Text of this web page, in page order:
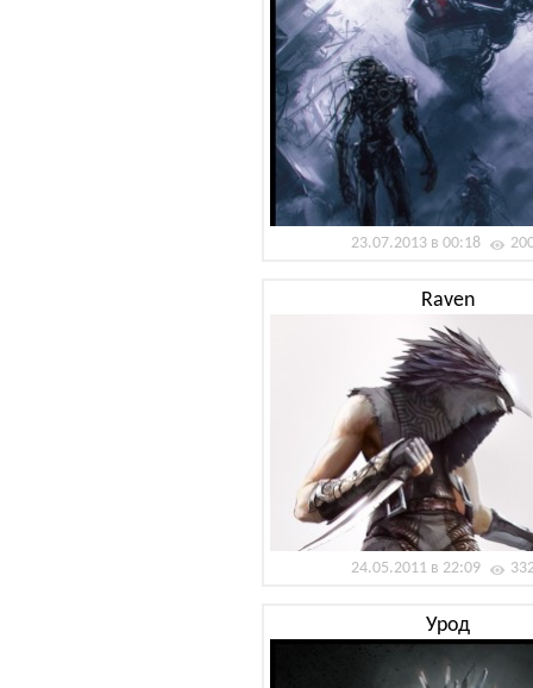
23.07.2013 в 00:18
Raven
24.05.2011 в 22:09
Урод